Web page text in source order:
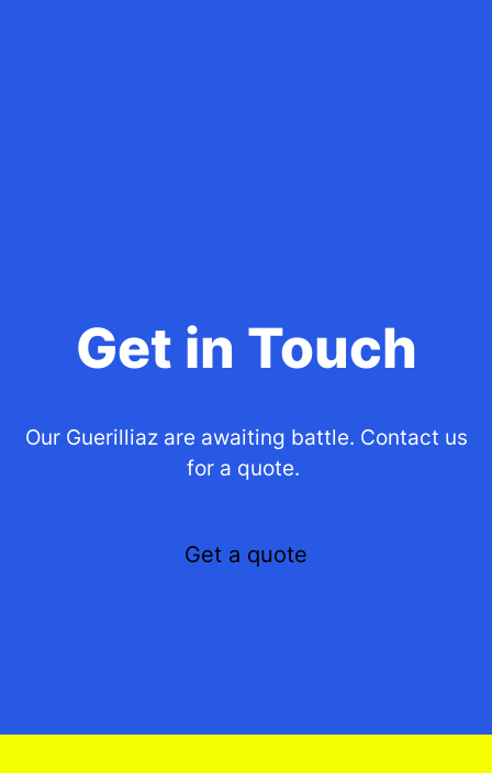
Get in Touch
Our Guerilliaz are awaiting battle. Contact us
for a quote.
Get a quote